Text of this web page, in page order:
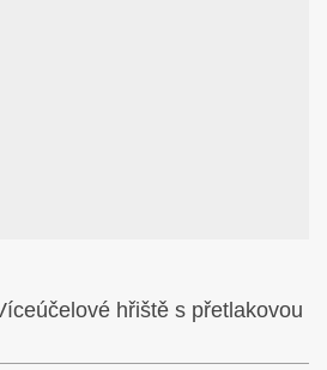
hřiště s přetlakovou